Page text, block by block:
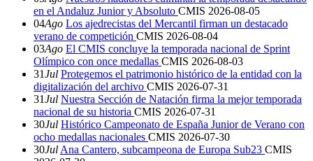
en el Andaluz Junior y Absoluto CMIS 2026-08-05
04Ago Los ajedrecistas del Mercantil firman un destacado
verano de competición CMIS 2026-08-04
03Ago El CMIS concluye la temporada nacional de Sprint
Olímpico con once medallas CMIS 2026-08-03
31Jul Protegemos el patrimonio histórico de la entidad con la
digitalización del archivo CMIS 2026-07-31
31Jul Nuestra Sección de Natación firma la mejor temporada
nacional de su historia CMIS 2026-07-31
30Jul Histórico Campeonato de España Junior de Verano con
ocho medallas nacionales CMIS 2026-07-30
30Jul Ana Cantero, subcampeona de Europa Sub23 CMIS